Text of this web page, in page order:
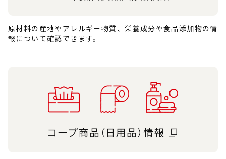
原材料の産地やアレルギー物質、栄養成分や食品添加物の情
報について確認できます。